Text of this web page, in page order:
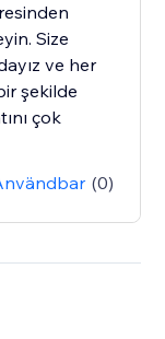
Size
ve her
şekilde
çok
(0)